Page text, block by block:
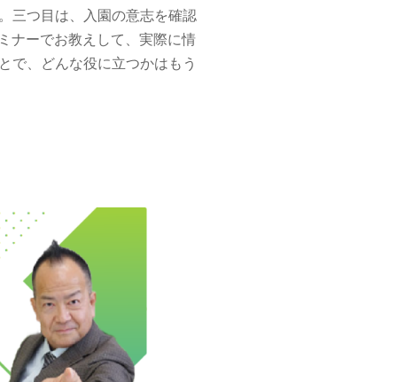
三つ目は、入園の意志を確認
ナーでお教えして、実際に情
で、どんな役に立つかはもう